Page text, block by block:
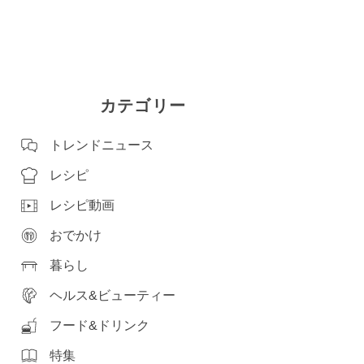
カテゴリー
トレンドニュース
レシピ
レシピ動画
おでかけ
暮らし
ヘルス&ビューティー
フード&ドリンク
特集